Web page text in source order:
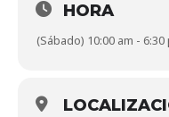
HORA
(Sábado) 10:00 am - 6:30